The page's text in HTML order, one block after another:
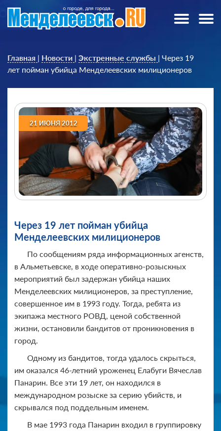
Главная | Новости | Экстренные службы | Через 19
лет пойман убийца Менделеевских милиционеров
21 ИЮНЯ 2012
Через 19 лет пойман убийца
Менделеевских милиционеров
По сообщениям ряда информационных агенств,
в Альметьевске, в ходе оперативно-розыскных
мероприятий был задержан убийца наших
Менделеевских милиционеров, за преступление,
совершенное им в 1993 году. Тогда, ребята из
экипажа местного РОВД, ценой собственной
жизни, остановили бандитов от проникновения в
город.
Одному из бандитов, тогда удалось скрыться,
им оказался 46-летний уроженец Елабуги Вячеслав
Панарин. Все эти 19 лет, он находился в
международном розыске за серию убийств, и
скрывался под поддельным именем.
В мае 1993 года Панарин входил в группировку